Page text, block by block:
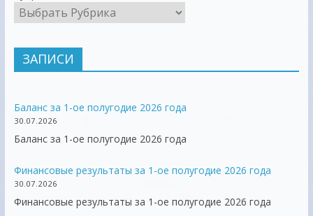
ЗАПИСИ
Баланс за 1-ое полугодие 2026 года
30.07.2026
Баланс за 1-ое полугодие 2026 года
Финансовые результаты за 1-ое полугодие 2026 года
30.07.2026
Финансовые результаты за 1-ое полугодие 2026 года